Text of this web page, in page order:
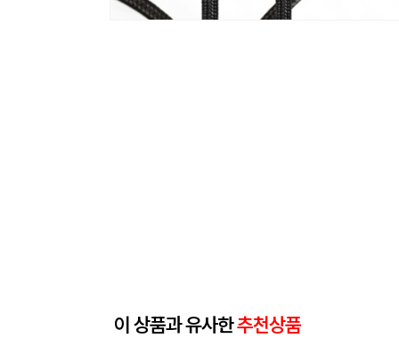
이 상품과 유사한추천상품